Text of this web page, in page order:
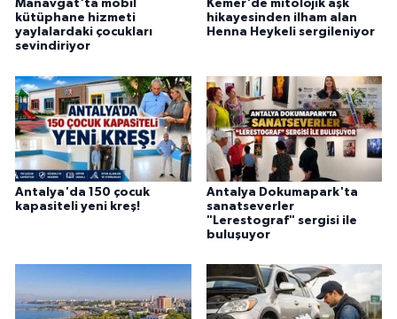
Manavgat'ta mobil
kütüphane hizmeti
yaylalardaki çocukları
sevindiriyor
Kemer'de mitolojik aşk
hikayesinden ilham alan
Henna Heykeli sergileniyor
Antalya'da 150 çocuk
kapasiteli yeni kreş!
Antalya Dokumapark'ta
sanatseverler
"Lerestograf" sergisi ile
buluşuyor